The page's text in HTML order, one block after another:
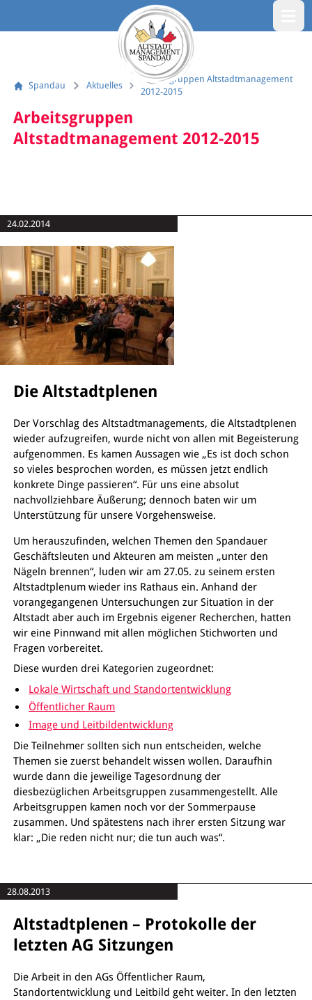
Spandau Aktuelles
Arbeitsgruppen Altstadtmanagement
2012-2015
Arbeitsgruppen
Altstadtmanagement 2012-2015
24.02.2014
Die Altstadtplenen
Der Vorschlag des Altstadtmanagements, die Altstadtplenen
wieder aufzugreifen, wurde nicht von allen mit Begeisterung
aufgenommen. Es kamen Aussagen wie „Es ist doch schon
so vieles besprochen worden, es müssen jetzt endlich
konkrete Dinge passieren“. Für uns eine absolut
nachvollziehbare Äußerung; dennoch baten wir um
Unterstützung für unsere Vorgehensweise.
Um herauszufinden, welchen Themen den Spandauer
Geschäftsleuten und Akteuren am meisten „unter den
Nägeln brennen“, luden wir am 27.05. zu seinem ersten
Altstadtplenum wieder ins Rathaus ein. Anhand der
vorangegangenen Untersuchungen zur Situation in der
Altstadt aber auch im Ergebnis eigener Recherchen, hatten
wir eine Pinnwand mit allen möglichen Stichworten und
Fragen vorbereitet.
Diese wurden drei Kategorien zugeordnet:
Lokale Wirtschaft und Standortentwicklung
Öffentlicher Raum
Image und Leitbildentwicklung
Die Teilnehmer sollten sich nun entscheiden, welche
Themen sie zuerst behandelt wissen wollen. Daraufhin
wurde dann die jeweilige Tagesordnung der
diesbezüglichen Arbeitsgruppen zusammengestellt. Alle
Arbeitsgruppen kamen noch vor der Sommerpause
zusammen. Und spätestens nach ihrer ersten Sitzung war
klar: „Die reden nicht nur; die tun auch was“.
28.08.2013
Altstadtplenen – Protokolle der
letzten AG Sitzungen
Die Arbeit in den AGs Öffentlicher Raum,
Standortentwicklung und Leitbild geht weiter. In den letzten